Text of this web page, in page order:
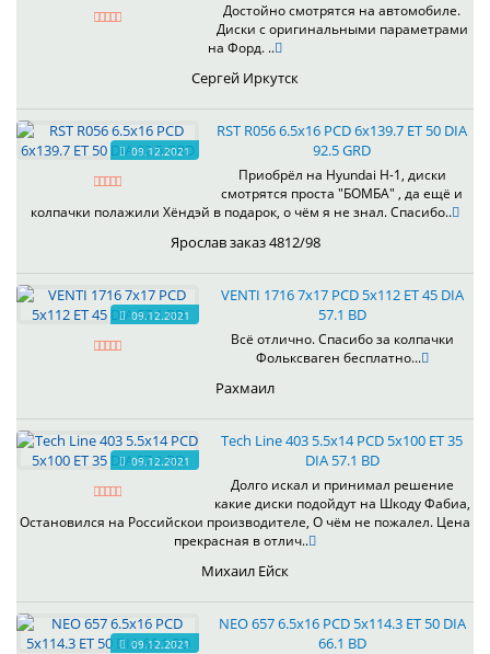
Достойно смотрятся на автомобиле.
Диски с оригинальными параметрами
на Форд. ..
Сергей Иркутск
09.12.2021
RST R056 6.5x16 PCD 6x139.7 ET 50 DIA
92.5 GRD
Приобрёл на Hyundai H-1, диски
смотрятся проста "БОМБА" , да ещё и
колпачки полажили Хёндэй в подарок, о чём я не знал. Спасибо..
Ярослав заказ 4812/98
09.12.2021
VENTI 1716 7x17 PCD 5x112 ET 45 DIA
57.1 BD
Всё отлично. Спасибо за колпачки
Фольксваген бесплатно...
Рахмаил
09.12.2021
Tech Line 403 5.5x14 PCD 5x100 ET 35
DIA 57.1 BD
Долго искал и принимал решение
какие диски подойдут на Шкоду Фабиа,
Остановился на Российскои производителе, О чём не пожалел. Цена
прекрасная в отлич..
Михаил Ейск
09.12.2021
NEO 657 6.5x16 PCD 5x114.3 ET 50 DIA
66.1 BD